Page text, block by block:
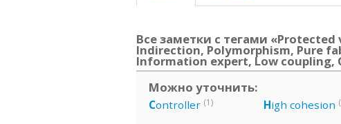
Все заметки с тегами
Indirection, Polymorphism, Pure
Information expert, Low coupling,
Можно уточнить:
Controller (1) High cohesion